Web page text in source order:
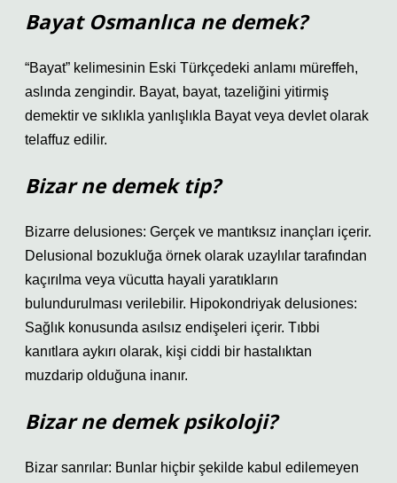
Bayat Osmanlıca ne demek?
“Bayat” kelimesinin Eski Türkçedeki anlamı müreffeh,
aslında zengindir. Bayat, bayat, tazeliğini yitirmiş
demektir ve sıklıkla yanlışlıkla Bayat veya devlet olarak
telaffuz edilir.
Bizar ne demek tip?
Bizarre delusiones: Gerçek ve mantıksız inançları içerir.
Delusional bozukluğa örnek olarak uzaylılar tarafından
kaçırılma veya vücutta hayali yaratıkların
bulundurulması verilebilir. Hipokondriyak delusiones:
Sağlık konusunda asılsız endişeleri içerir. Tıbbi
kanıtlara aykırı olarak, kişi ciddi bir hastalıktan
muzdarip olduğuna inanır.
Bizar ne demek psikoloji?
Bizar sanrılar: Bunlar hiçbir şekilde kabul edilemeyen